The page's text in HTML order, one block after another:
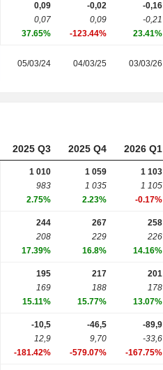
0,09
0,07
37.65%
-0,02
0,09
-123.44%
-0,16
-0,21
23.41%
05/03/24 04/03/25 03/03/26
2025 Q3 2025 Q4 2026 Q1
1 010
983
2.75%
1 059
1 035
2.23%
1 103
1 105
-0.17%
244
208
17.39%
267
229
16.8%
258
226
14.16%
195
169
15.11%
217
188
15.77%
201
178
13.07%
-10,5
12,9
-181.42%
-46,5
9,70
-579.07%
-89,9
-33,6
-167.75%